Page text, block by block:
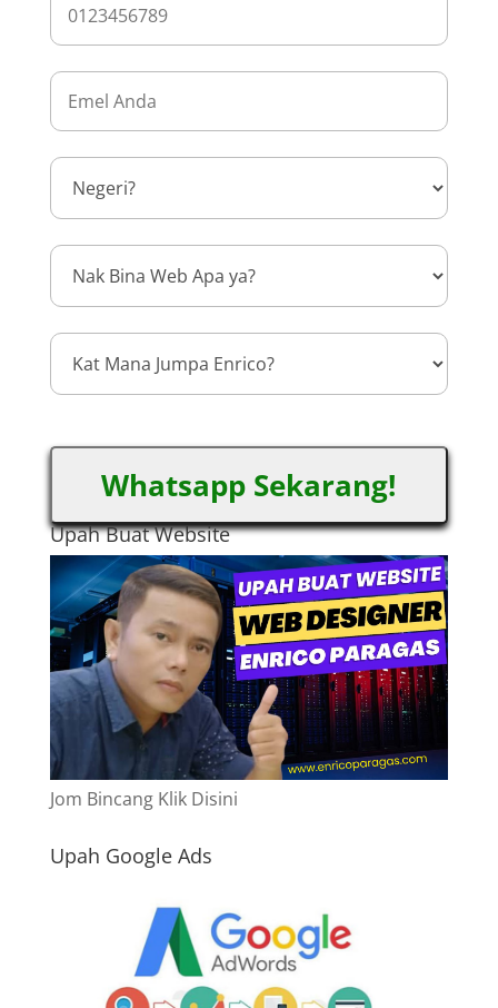
Whatsapp Sekarang!
Upah Buat Website
Jom Bincang Klik Disini
Upah Google Ads